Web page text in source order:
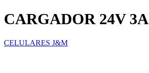
CARGADOR 24V 3A
CELULARES J&M